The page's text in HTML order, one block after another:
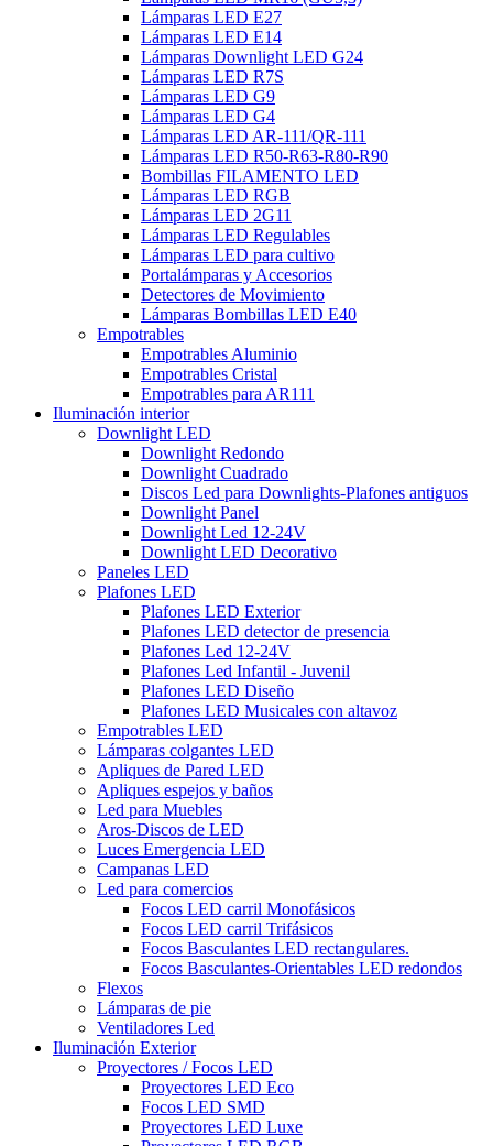
Lámparas LED E27
Lámparas LED E14
Lámparas Downlight LED G24
Lámparas LED R7S
Lámparas LED G9
Lámparas LED G4
Lámparas LED AR-111/QR-111
Lámparas LED R50-R63-R80-R90
Bombillas FILAMENTO LED
Lámparas LED RGB
Lámparas LED 2G11
Lámparas LED Regulables
Lámparas LED para cultivo
Portalámparas y Accesorios
Detectores de Movimiento
Lámparas Bombillas LED E40
Empotrables
Empotrables Aluminio
Empotrables Cristal
Empotrables para AR111
Iluminación interior
Downlight LED
Downlight Redondo
Downlight Cuadrado
Discos Led para Downlights-Plafones antiguos
Downlight Panel
Downlight Led 12-24V
Downlight LED Decorativo
Paneles LED
Plafones LED
Plafones LED Exterior
Plafones LED detector de presencia
Plafones Led 12-24V
Plafones Led Infantil - Juvenil
Plafones LED Diseño
Plafones LED Musicales con altavoz
Empotrables LED
Lámparas colgantes LED
Apliques de Pared LED
Apliques espejos y baños
Led para Muebles
Aros-Discos de LED
Luces Emergencia LED
Campanas LED
Led para comercios
Focos LED carril Monofásicos
Focos LED carril Trifásicos
Focos Basculantes LED rectangulares.
Focos Basculantes-Orientables LED redondos
Flexos
Lámparas de pie
Ventiladores Led
Iluminación Exterior
Proyectores / Focos LED
Proyectores LED Eco
Focos LED SMD
Proyectores LED Luxe